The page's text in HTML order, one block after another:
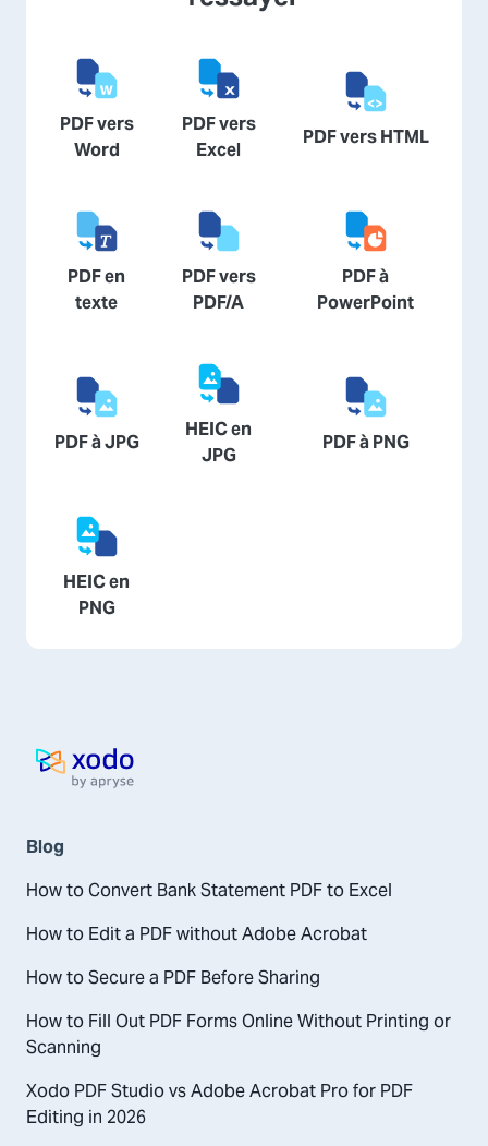
PDF vers
Word
PDF vers
Excel
PDF vers HTML
PDF en
texte
PDF vers
PDF/A
PDF à
PowerPoint
PDF à JPG
HEIC en
JPG
PDF à PNG
HEIC en
PNG
Page d'accueil
Blog
How to Convert Bank Statement PDF to Excel
How to Edit a PDF without Adobe Acrobat
How to Secure a PDF Before Sharing
How to Fill Out PDF Forms Online Without Printing or
Scanning
Xodo PDF Studio vs Adobe Acrobat Pro for PDF
Editing in 2026